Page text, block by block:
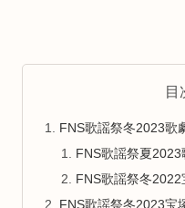
目
FNS歌謡祭冬2023歌
FNS歌謡祭夏2023
FNS歌謡祭冬2022
FNS歌謡祭冬2023宝